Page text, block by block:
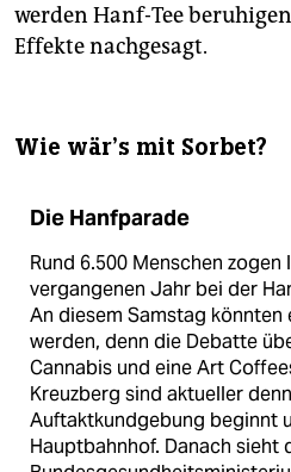
werden Hanf-Tee
Effekte nachgesagt.
Wie wär’s mit Sorbet?
Die Hanfparade
Rund 6.500 Menschen
vergangenen Jahr bei der
An diesem Samstag könnten
werden, denn die Debatte
Cannabis und eine Art
Kreuzberg sind aktueller
Auftaktkundgebung beginnt
Hauptbahnhof. Danach sieht